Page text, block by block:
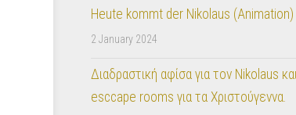
Heute kommt der Nikolaus (Animation)
2 January 2024
Διαδραστική αφίσα για τον Nikolaus
esccape rooms για τα Χριστούγεννα.